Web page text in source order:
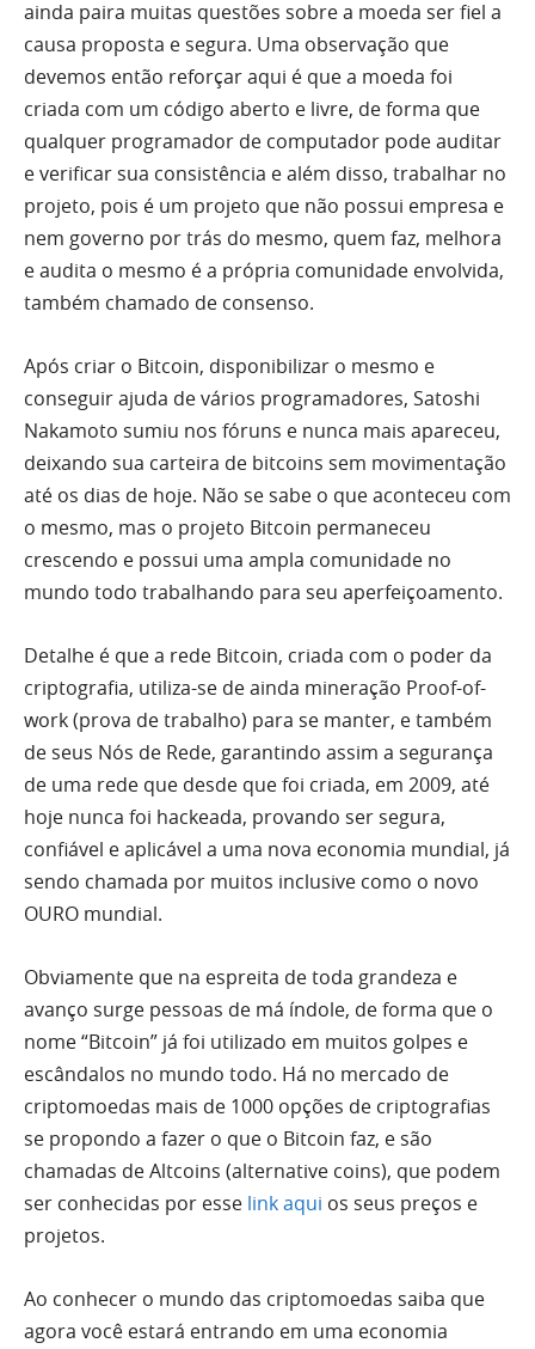
ainda paira muitas questões sobre a moeda ser fiel a
causa proposta e segura. Uma observação que
devemos então reforçar aqui é que a moeda foi
criada com um código aberto e livre, de forma que
qualquer programador de computador pode auditar
e verificar sua consistência e além disso, trabalhar no
projeto, pois é um projeto que não possui empresa e
nem governo por trás do mesmo, quem faz, melhora
e audita o mesmo é a própria comunidade envolvida,
também chamado de consenso.
Após criar o Bitcoin, disponibilizar o mesmo e
conseguir ajuda de vários programadores, Satoshi
Nakamoto sumiu nos fóruns e nunca mais apareceu,
deixando sua carteira de bitcoins sem movimentação
até os dias de hoje. Não se sabe o que aconteceu com
o mesmo, mas o projeto Bitcoin permaneceu
crescendo e possui uma ampla comunidade no
mundo todo trabalhando para seu aperfeiçoamento.
Detalhe é que a rede Bitcoin, criada com o poder da
criptografia, utiliza-se de ainda mineração Proof-of-
work (prova de trabalho) para se manter, e também
de seus Nós de Rede, garantindo assim a segurança
de uma rede que desde que foi criada, em 2009, até
hoje nunca foi hackeada, provando ser segura,
confiável e aplicável a uma nova economia mundial, já
sendo chamada por muitos inclusive como o novo
OURO mundial.
Obviamente que na espreita de toda grandeza e
avanço surge pessoas de má índole, de forma que o
nome “Bitcoin” já foi utilizado em muitos golpes e
escândalos no mundo todo. Há no mercado de
criptomoedas mais de 1000 opções de criptografias
se propondo a fazer o que o Bitcoin faz, e são
chamadas de Altcoins (alternative coins), que podem
ser conhecidas por esse link aqui os seus preços e
projetos.
Ao conhecer o mundo das criptomoedas saiba que
agora você estará entrando em uma economia